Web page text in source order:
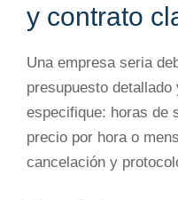
y contrato
Una empresa seria
presupuesto
especifique: horas de
precio por hora o
cancelación y